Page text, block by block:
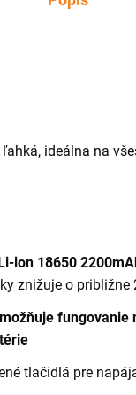
ideálna na
ion 18650
znižuje o približne
tlačidlá pre